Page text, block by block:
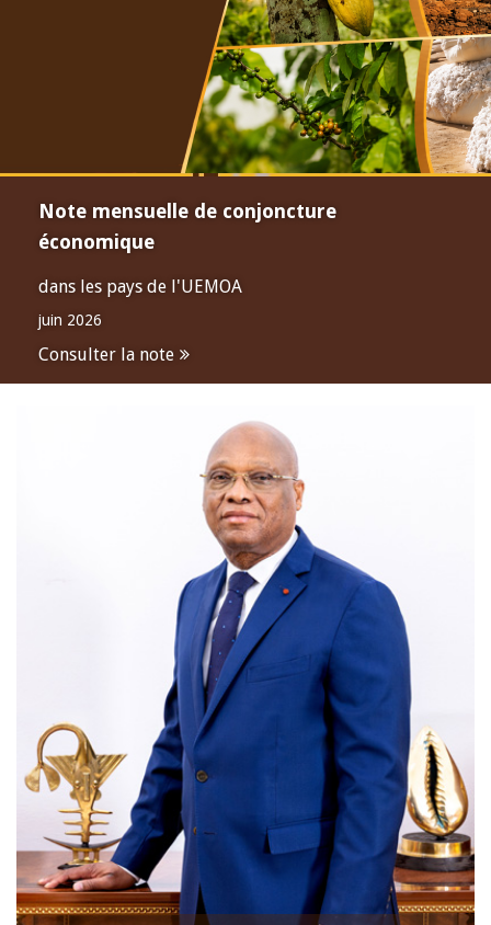
Note mensuelle de conjoncture
économique
dans les pays de l'UEMOA
juin 2026
Consulter la note